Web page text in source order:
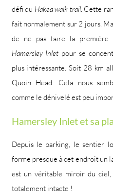
défi du Hakea walk trail. Cette
fait normalement sur 2 jours.
de ne pas faire la première
Hamersley Inlet pour se
plus intéressante. Soit 28 km
Quoin Head. Cela nous
comme le dénivelé est peu
Hamersley Inlet et sa
Depuis le parking, le sentier
forme presque à cet endroit un
est un véritable miroir du
totalement intacte !